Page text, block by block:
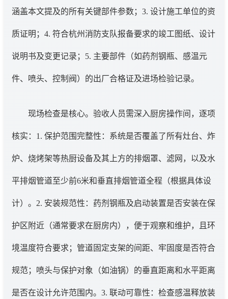
涵盖本文提及的所有关键部件参数；3. 设计施工单位的资
质证明；4. 符合杭州消防支队报备要求的竣工图纸、设计
说明书及变更记录；5. 主要部件（如药剂钢瓶、感温元
件、喷头、控制阀）的出厂合格证及进场检验记录。
现场检查是核心。验收人员需深入厨房操作间，逐项
核实：1. 保护范围完整性：系统是否覆盖了所有灶台、炸
炉、烧烤架等热厨设备及其上方的排烟罩、滤网，以及水
平排烟管道至少前6米和垂直排烟管道全程（根据具体设
计）。2. 安装规范性：药剂钢瓶及启动装置是否安装在保
护区附近（通常要求在厨房内），便于观察和维护，且环
境温度符合要求；管道固定支架的间距、牢固度是否符合
规范；喷头与保护对象（如油锅）的垂直距离和水平距离
是否在设计允许范围内。3. 联动可靠性：检查感温释放装